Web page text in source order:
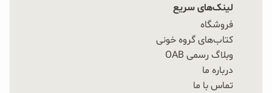
لینک‌های سریع
فروشگاه
کتاب‌های گروه خونی
وبلاگ رسمی OAB
درباره ما
تماس با ما